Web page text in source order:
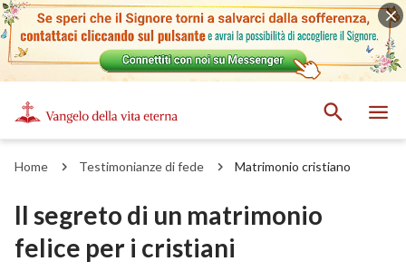
Home Testimonianze di fede Matrimonio cristiano
Il segreto di un matrimonio
felice per i cristiani